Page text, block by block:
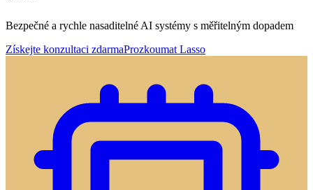
Bezpečné a rychle nasaditelné AI systémy s měřitelným dopadem
Získejte konzultaci zdarmaProzkoumat Lasso